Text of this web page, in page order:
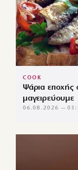
COOK
Ψάρια εποχής
μαγειρεύουμε
06.08.2026 —